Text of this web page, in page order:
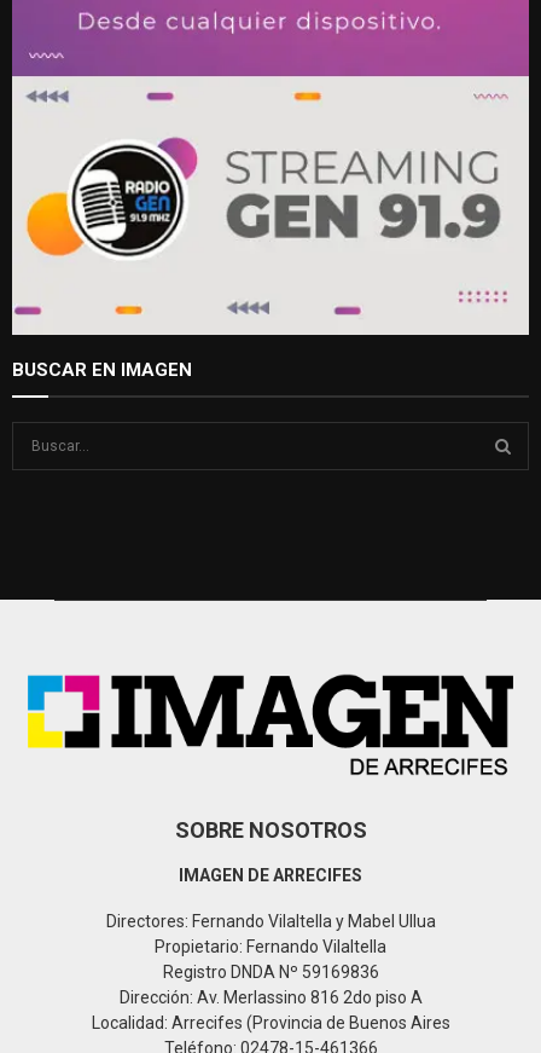
BUSCAR EN IMAGEN
SOBRE NOSOTROS
IMAGEN DE ARRECIFES
Directores: Fernando Vilaltella y Mabel Ullua
Propietario: Fernando Vilaltella
Registro DNDA Nº 59169836
Dirección: Av. Merlassino 816 2do piso A
Localidad: Arrecifes (Provincia de Buenos Aires
Teléfono: 02478-15-461366